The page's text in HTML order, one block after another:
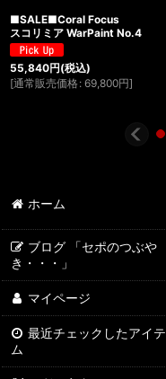
■SALE■Coral Focus
スコリミア WarPaint No.4
55,840円(税込)
[通常販売価格 : 69,800円]
ホーム
ブログ 「セポのつぶや
き・・・」
マイページ
最近チェックしたアイテ
ム